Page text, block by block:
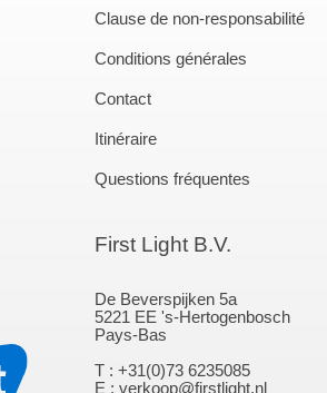
Clause de non-responsabilité
Conditions générales
Contact
Itinéraire
Questions fréquentes
First Light B.V.
De Beverspijken 5a
5221 EE 's-Hertogenbosch
Pays-Bas
T : +31(0)73 6235085
E : verkoop@firstlight.nl